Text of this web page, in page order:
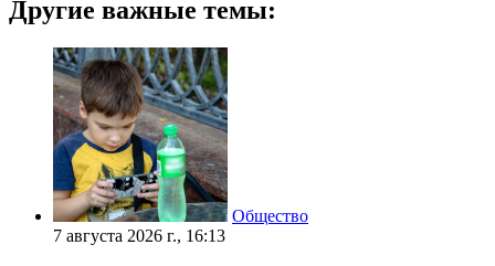
Другие важные темы:
Общество
7 августа 2026 г., 16:13